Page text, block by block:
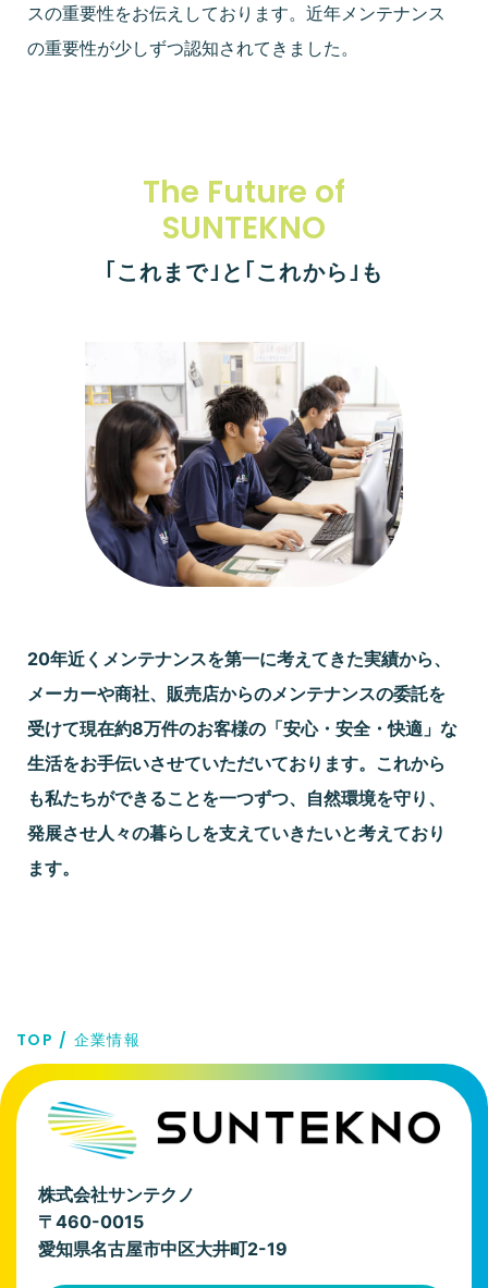
スの重要性をお伝えしております。近年メンテナンス
の重要性が少しずつ認知されてきました。
The Future of
SUNTEKNO
｢これまで｣と｢これから｣も
20年近くメンテナンスを第一に考えてきた実績から、
メーカーや商社、販売店からのメンテナンスの委託を
受けて現在約8万件のお客様の「安心・安全・快適」な
生活をお手伝いさせていただいております。これから
も私たちができることを一つずつ、自然環境を守り、
発展させ人々の暮らしを支えていきたいと考えており
ます。
TOP 企業情報
株式会社サンテクノ
〒460-0015
愛知県名古屋市中区大井町2-19